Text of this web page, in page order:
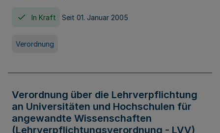
In Kraft Seit 01. Januar 2005
Verordnung
Verordnung über die Lehrverpflichtung
an Universitäten und Hochschulen für
angewandte Wissenschaften
(Lehrverpflichtungsverordnung - LVV)